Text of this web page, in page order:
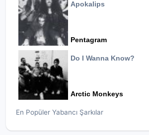
Apokalips
Pentagram
Do I Wanna Know?
Arctic Monkeys
En Popüler Yabancı Şarkılar